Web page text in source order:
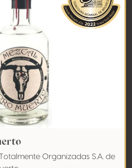
Organizadas S.A. de